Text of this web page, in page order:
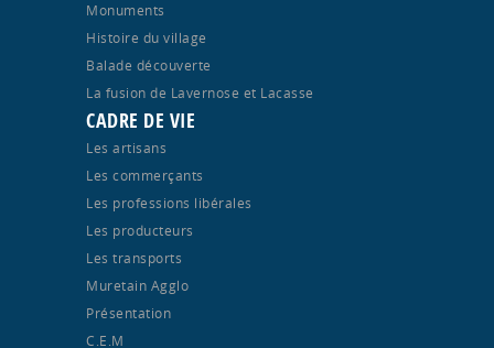
Monuments
Histoire du village
Balade découverte
La fusion de Lavernose et Lacasse
CADRE DE VIE
Les artisans
Les commerçants
Les professions libérales
Les producteurs
Les transports
Muretain Agglo
Présentation
C.E.M